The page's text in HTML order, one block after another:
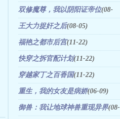
双修魔尊，我以阴阳证帝位(08-
18)
王大力捉奸之后(08-05)
福艳之都市后宫(11-22)
快穿之拆官配计划(11-22)
穿越家丁之百香国(11-22)
重生，我的女友是病娇(06-09)
御兽：我让地球神兽重现异界(08-